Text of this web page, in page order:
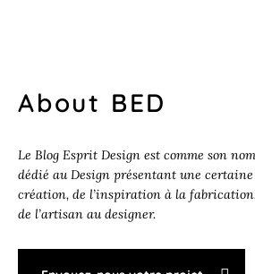
About BED
Le Blog Esprit Design est comme son
dédié au Design présentant une
création, de l’inspiration à la
de l’artisan au designer.